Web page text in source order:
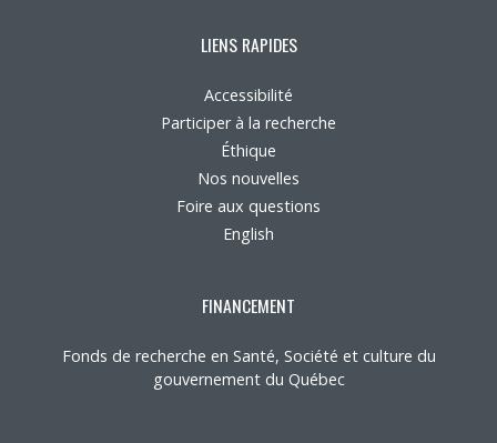
LIENS RAPIDES
Accessibilité
Participer à la recherche
Éthique
Nos nouvelles
Foire aux questions
English
FINANCEMENT
Fonds de recherche en Santé, Société et culture du
gouvernement du Québec